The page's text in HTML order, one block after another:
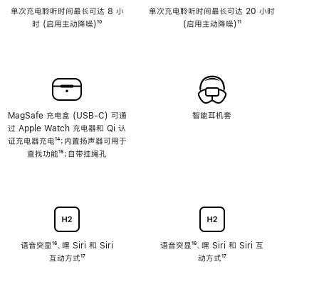
单次充电聆听时间最长可达 8 小
时 (启用主动降噪)脚
¹⁰
MagSafe 充电盒 (USB-C) 可通
过 Apple Watch 充电器和 Qi 认
证充电器充电脚
注
¹⁴；内置扬声器可用于
查找功能脚
¹⁵；自带挂绳孔
语音突显脚
注
¹⁶、嘿 Siri 和 Siri
互动方式脚
¹⁷
单次充电聆听时间最长可达 20 小时
(启用主动降噪)脚
¹¹
智能耳机套
语音突显脚
注
¹⁶、嘿 Siri 和 Siri 互
动方式脚
¹⁷